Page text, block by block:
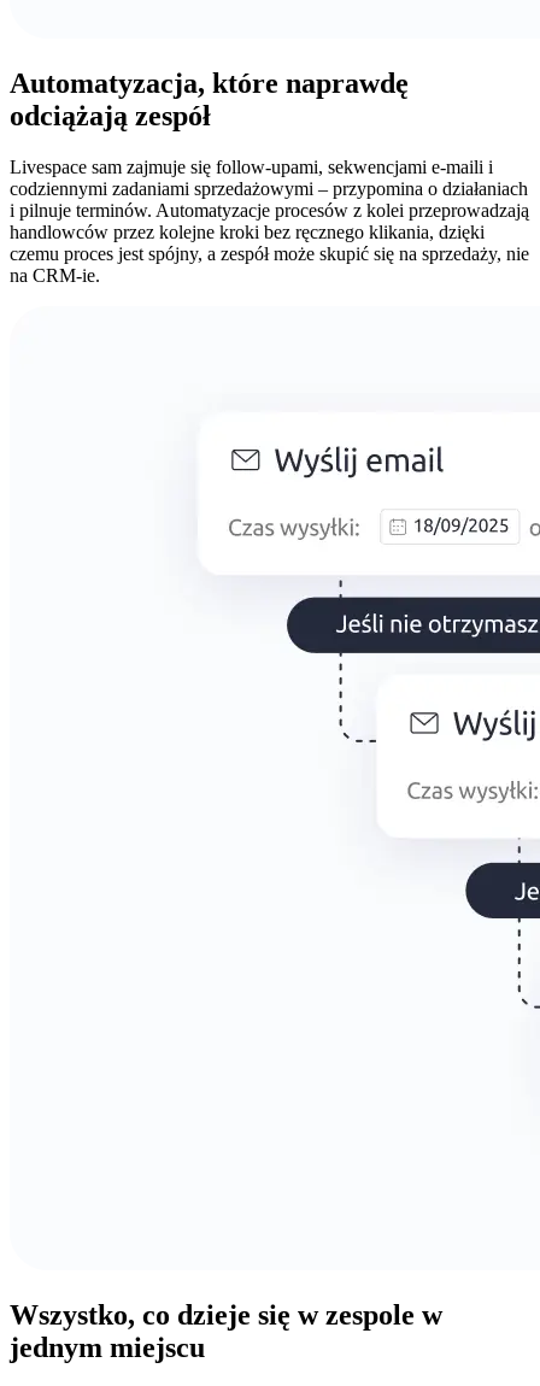
Automatyzacja, które naprawdę
odciążają zespół
Livespace sam zajmuje się follow-upami, sekwencjami e-maili i
codziennymi zadaniami sprzedażowymi – przypomina o działaniach
i pilnuje terminów. Automatyzacje procesów z kolei przeprowadzają
handlowców przez kolejne kroki bez ręcznego klikania, dzięki
czemu proces jest spójny, a zespół może skupić się na sprzedaży, nie
na CRM-ie.
Wszystko, co dzieje się w zespole w
jednym miejscu